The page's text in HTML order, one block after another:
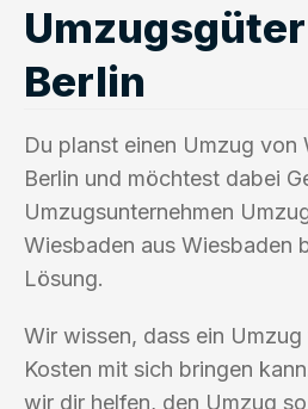
Berlin
Du planst einen Umzug von
Berlin und möchtest dabei
Umzugsunternehmen
Wiesbaden aus Wiesbaden
Lösung.
Wir wissen, dass ein Umzug
Kosten mit sich bringen
wir dir helfen, den Umzug